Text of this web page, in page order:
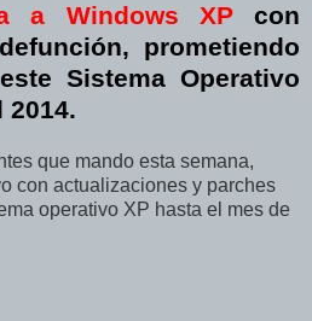
a Windows XPcon
prometiendo
Sistema Operativo
2014.
que mando esta semana,
con actualizaciones y parches
operativo XP hasta el mes de